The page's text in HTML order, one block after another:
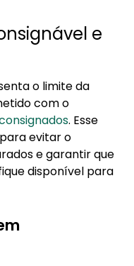
e
o limite da
com o
. Esse
evitar o
e garantir que
disponível para